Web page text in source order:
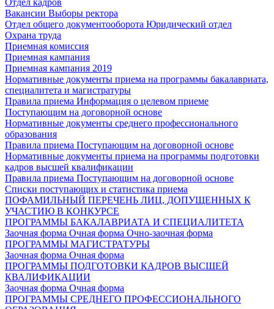
Вакансии Выборы ректора
Отдел общего документооборота Юридический отдел
Охрана труда
Приемная комиссия
Приемная кампания
Приемная кампания 2019
Нормативные документы приема на программы бакалавриата,
специалитета и магистратуры
Правила приема Информация о целевом приеме
Поступающим на договорной основе
Нормативные документы среднего профессионального
образования
Правила приема Поступающим на договорной основе
Нормативные документы приема на программы подготовки
кадров высшей квалификации
Правила приема Поступающим на договорной основе
Списки поступающих и статистика приема
ПОФАМИЛЬНЫЙ ПЕРЕЧЕНЬ ЛИЦ, ДОПУЩЕННЫХ К
УЧАСТИЮ В КОНКУРСЕ
ПРОГРАММЫ БАКАЛАВРИАТА И СПЕЦИАЛИТЕТА
Заочная форма Очная форма Очно-заочная форма
ПРОГРАММЫ МАГИСТРАТУРЫ
Заочная форма Очная форма
ПРОГРАММЫ ПОДГОТОВКИ КАДРОВ ВЫСШЕЙ
КВАЛИФИКАЦИИ
Заочная форма Очная форма
ПРОГРАММЫ СРЕДНЕГО ПРОФЕССИОНАЛЬНОГО